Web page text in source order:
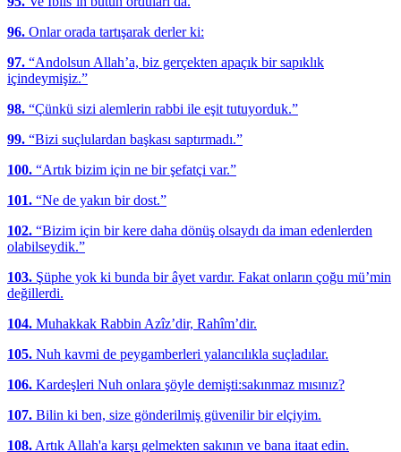
96. Onlar orada tartışarak derler ki:
97. “Andolsun Allah’a, biz gerçekten apaçık bir sapıklık
içindeymişiz.”
98. “Çünkü sizi alemlerin rabbi ile eşit tutuyorduk.”
99. “Bizi suçlulardan başkası saptırmadı.”
100. “Artık bizim için ne bir şefatçi var.”
101. “Ne de yakın bir dost.”
102. “Bizim için bir kere daha dönüş olsaydı da iman edenlerden
olabilseydik.”
103. Şüphe yok ki bunda bir âyet vardır. Fakat onların çoğu mü’min
değillerdi.
104. Muhakkak Rabbin Azîz’dir, Rahîm’dir.
105. Nuh kavmi de peygamberleri yalancılıkla suçladılar.
106. Kardeşleri Nuh onlara şöyle demişti:sakınmaz mısınız?
107. Bilin ki ben, size gönderilmiş güvenilir bir elçiyim.
108. Artık Allah'a karşı gelmekten sakının ve bana itaat edin.